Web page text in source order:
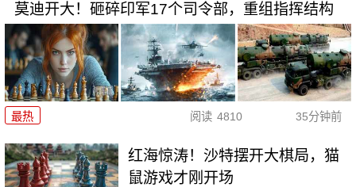
莫迪开大！砸碎印军17个司令部，重组指挥结构
最热 阅读 4810 35分钟前
红海惊涛！沙特摆开大棋局，猫
鼠游戏才刚开场